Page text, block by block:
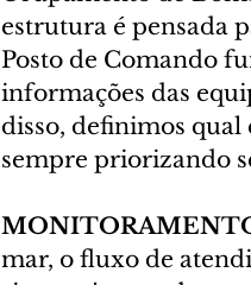
estrutura é pensada
Posto de Comando
informações das
disso, definimos qual
sempre priorizando
mar, o fluxo de